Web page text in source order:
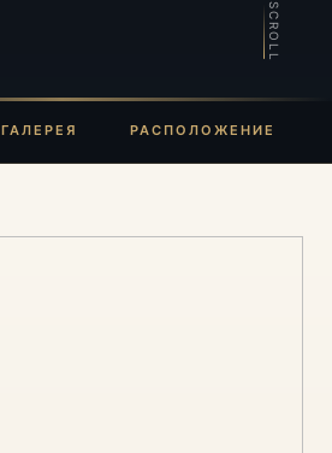
SCROLL
ГАЛЕРЕЯ РАСПОЛОЖЕНИЕ